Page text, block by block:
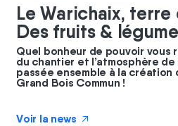
Le Warichaix, terre
Des fruits &
Quel bonheur de pouvoir vous
du chantier et l’atmosphère
passée ensemble à la création
Grand Bois Commun !
Voir la news ↗